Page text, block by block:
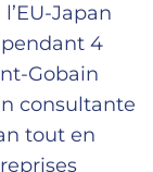
Japan
4
Gobain
consultante
tout en